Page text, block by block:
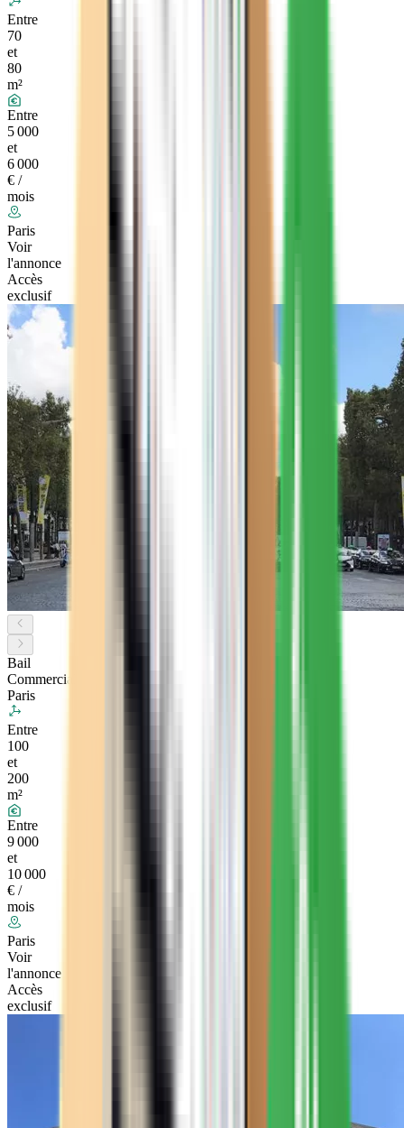
Entre
70
et
80
m²
Entre
5 000
et
6 000
€ /
mois
Paris
Voir
l'annonce
Accès
exclusif
Bail
Commercial
Paris
Entre
100
et
200
m²
Entre
9 000
et
10 000
€ /
mois
Paris
Voir
l'annonce
Accès
exclusif